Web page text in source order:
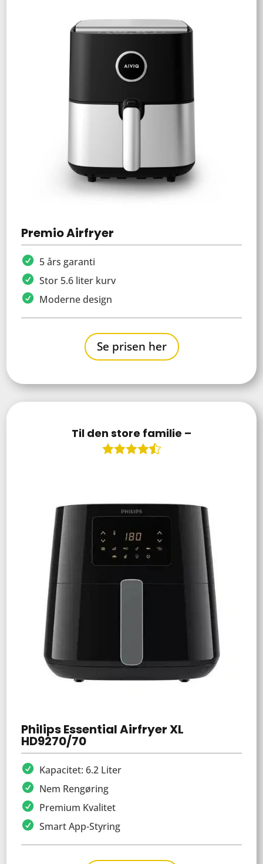
Premio Airfryer
5 års garanti
Stor 5.6 liter kurv
Moderne design
Se prisen her
Til den store familie –

Philips Essential Airfryer XL
HD9270/70
Kapacitet: 6.2 Liter
Nem Rengøring
Premium Kvalitet
Smart App-Styring